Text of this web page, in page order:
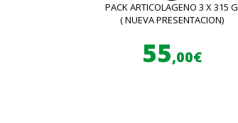
PACK ARTICOLAGENO 3 X 315 G
( NUEVA PRESENTACION)
55,00€